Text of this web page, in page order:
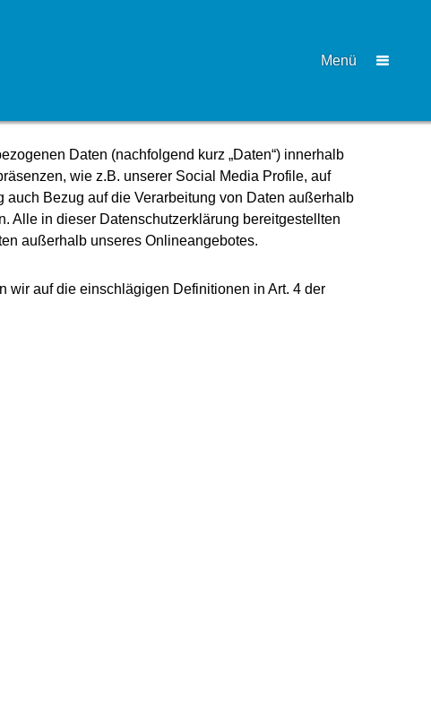
Daten (nachfolgend kurz „Daten“) innerhalb
wie z.B. unserer Social Media Profile, auf
Bezug auf die Verarbeitung von Daten außerhalb
Alle in dieser Datenschutzerklärung bereitgestellten
außerhalb unseres Onlineangebotes.
wir auf die einschlägigen Definitionen in Art. 4 der